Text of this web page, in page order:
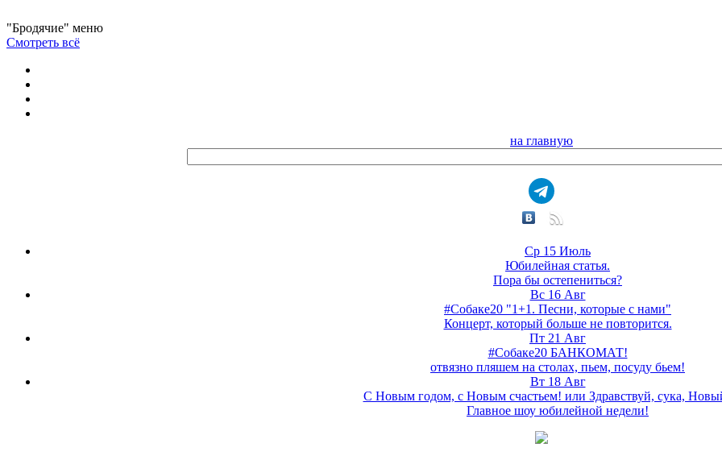
"Бродячие" меню
Смотреть всё
на главную
Ср 15 Июль
Юбилейная статья.
Пора бы остепениться?
Вс 16 Авг
#Собаке20 "1+1. Песни, которые с нами"
Концерт, который больше не повторится.
Пт 21 Авг
#Собаке20 БАНКОМАТ!
отвязно пляшем на столах, пьем, посуду бьем!
Вт 18 Авг
С Новым годом, с Новым счастьем! или Здравствуй, сука,
Главное шоу юбилейной недели!